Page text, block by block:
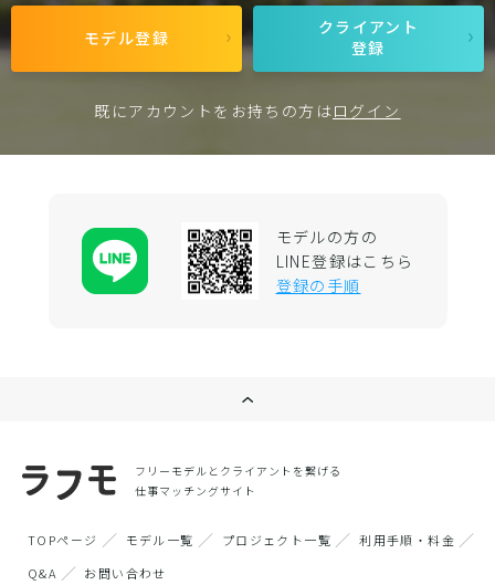
モデル登録
クライアント
登録
既にアカウントをお持ちの方はログイン
モデルの方の
LINE登録はこちら
登録の手順
フリーモデルとクライアントを繋げる
仕事マッチングサイト
TOPページ モデル一覧 プロジェクト一覧
利用手順・料金
Q&A
お問い合わせ